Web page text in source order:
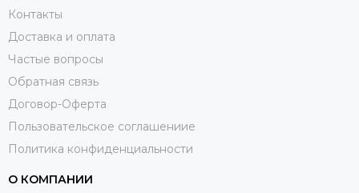
Контакты
Доставка и оплата
Частые вопросы
Обратная связь
Договор-Оферта
Пользовательское соглашениие
Политика конфиденциальности
О КОМПАНИИ